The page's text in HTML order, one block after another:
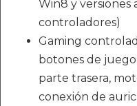
Win8 y
controladores)
Gaming
botones de juego
parte trasera,
conexión de